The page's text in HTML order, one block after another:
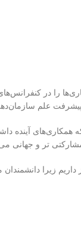
را در
همکاری‌های آینده
زیرا دانشمندان